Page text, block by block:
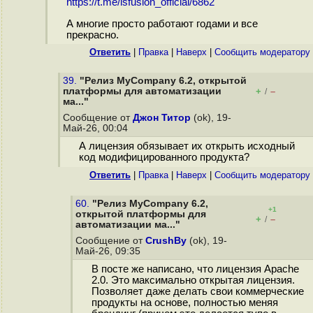
А многие просто работают годами и все
прекрасно.
Ответить Правка| Наверх Cообщить модератору
39. "Релиз MyCompany 6.2, открытой
платформы для автоматизации
ма..."
+ / –
Сообщение от Джон Титор (ok), 19-
Май-26, 00:04
А лицензия обязывает их открыть исходный
код модифицированного продукта?
Ответить Правка| Наверх Cообщить модератору
60. "Релиз MyCompany 6.2,
открытой платформы для
автоматизации ма..."
+1
+ / –
Сообщение от CrushBy (ok), 19-
Май-26, 09:35
В посте же написано, что лицензия Apache
2.0. Это максимально открытая лицензия.
Позволяет даже делать свои коммерческие
продукты на основе, полностью меняя